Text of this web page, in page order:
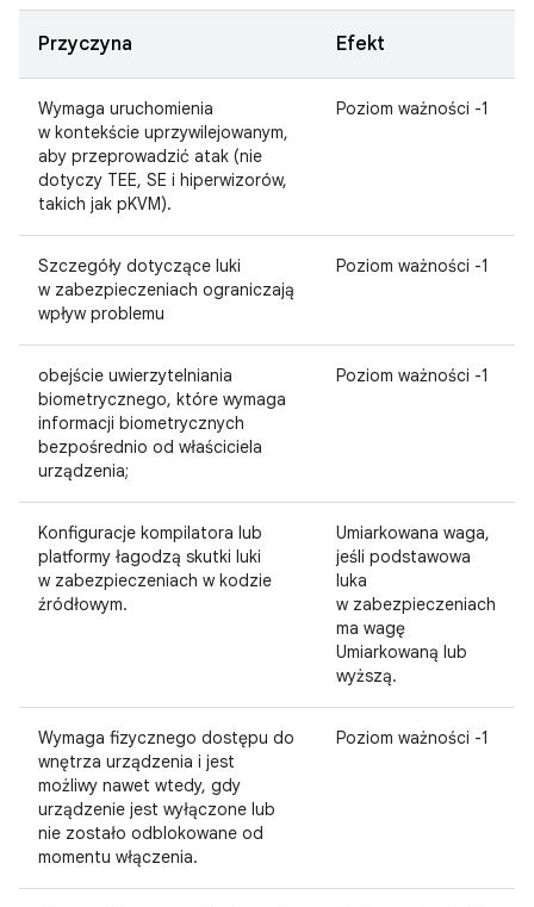
Przyczyna Efekt
Wymaga uruchomienia
w kontekście uprzywilejowanym,
aby przeprowadzić atak (nie
dotyczy TEE, SE i hiperwizorów,
takich jak pKVM).
Poziom ważności -1
Szczegóły dotyczące luki
w zabezpieczeniach ograniczają
wpływ problemu
Poziom ważności -1
obejście uwierzytelniania
biometrycznego, które wymaga
informacji biometrycznych
bezpośrednio od właściciela
urządzenia;
Poziom ważności -1
Konfiguracje kompilatora lub
platformy łagodzą skutki luki
w zabezpieczeniach w kodzie
źródłowym.
Umiarkowana waga,
jeśli podstawowa
luka
w zabezpieczeniach
ma wagę
Umiarkowaną lub
wyższą.
Wymaga fizycznego dostępu do
wnętrza urządzenia i jest
możliwy nawet wtedy, gdy
urządzenie jest wyłączone lub
nie zostało odblokowane od
momentu włączenia.
Poziom ważności -1